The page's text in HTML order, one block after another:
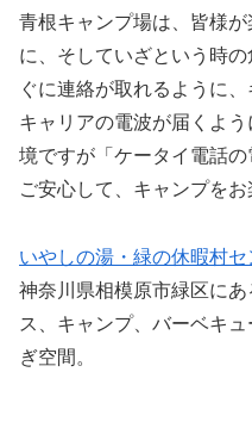
青根キャンプ場は、皆様
に、そしていざという時
ぐに連絡が取れるように
キャリアの電波が届くよ
境ですが「ケータイ電話の
ご安心して、キャンプをお
いやしの湯・緑の休暇村セ
神奈川県相模原市緑区に
ス、キャンプ、バーベキ
ぎ空間。